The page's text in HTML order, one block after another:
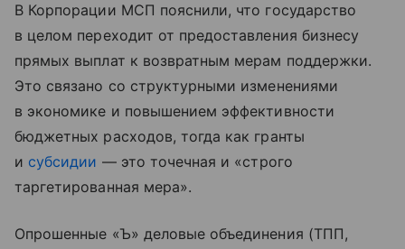
В Корпорации МСП пояснили, что государство
в целом переходит от предоставления бизнесу
прямых выплат к возвратным мерам поддержки.
Это связано со структурными изменениями
в экономике и повышением эффективности
бюджетных расходов, тогда как гранты
и субсидии — это точечная и «строго
таргетированная мера».
Опрошенные «Ъ» деловые объединения (ТПП,